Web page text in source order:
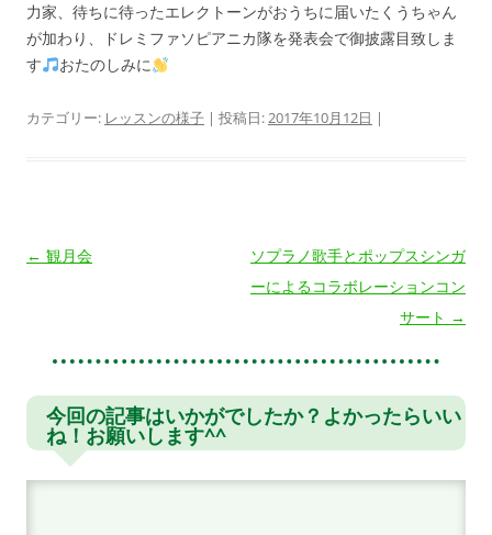
力家、待ちに待ったエレクトーンがおうちに届いたくうちゃん
が加わり、ドレミファソピアニカ隊を発表会で御披露目致しま
す
おたのしみに
カテゴリー: レッスンの様子 | 投稿日:2017年10月12日 |
投
ー
シ
← 観月会
ソプラノ歌手とポップスシンガ
ーによるコラボレーションコン
サート →
今回の記事はいかがでしたか？よかったらいい
ね！お願いします^^